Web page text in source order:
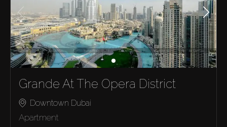
Grande At The Opera District
Downtown Dubai
Apartment